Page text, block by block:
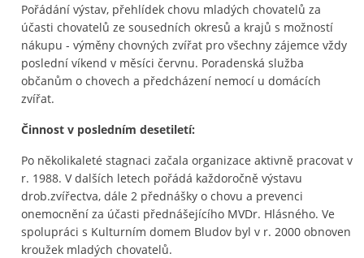
Pořádání výstav, přehlídek chovu mladých chovatelů za
účasti chovatelů ze sousedních okresů a krajů s možností
nákupu - výměny chovných zvířat pro všechny zájemce vždy
poslední víkend v měsíci červnu. Poradenská služba
občanům o chovech a předcházení nemocí u domácích
zvířat.
Činnost v posledním desetiletí:
Po několikaleté stagnaci začala organizace aktivně pracovat v
r. 1988. V dalších letech pořádá každoročně výstavu
drob.zvířectva, dále 2 přednášky o chovu a prevenci
onemocnění za účasti přednášejícího MVDr. Hlásného. Ve
spolupráci s Kulturním domem Bludov byl v r. 2000 obnoven
kroužek mladých chovatelů.